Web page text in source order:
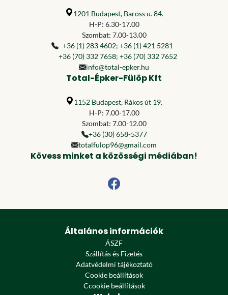
1201 Budapest, Baross u. 84.
H-P: 6.30-17.00
Szombat: 7.00-13.00
+36 (1) 283 4602; +36 (1) 421 5281
+36 (70) 332 7658; +36 (70) 332 7652
info@total-epker.hu
Total-Épker-Fülöp Kft
1152 Budapest, Rákos út 19.
H-P: 7.00-17.00
Szombat: 7.00-12.00
+36 (30) 658-5377
totalfulop96@gmail.com
Kövess minket a közösségi médiában!
Általános információk
ÁSZF
Szállítás és Fizetés
Adatvédelmi tájékoztató
Cookie beállítások
Ccookie beállítások